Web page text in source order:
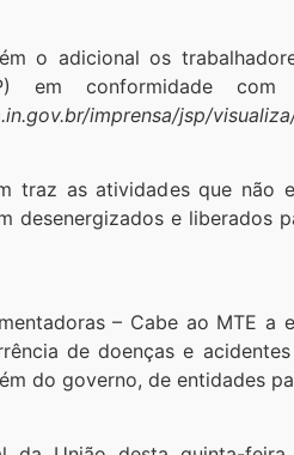
o adicional os
em conformidade
imprensa/jsp/
traz as atividades que não
desenergizados e liberados
– Cabe ao MTE
de doenças e
do governo, de entidades